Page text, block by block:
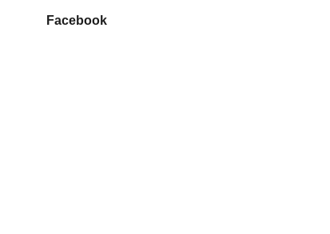
Facebook